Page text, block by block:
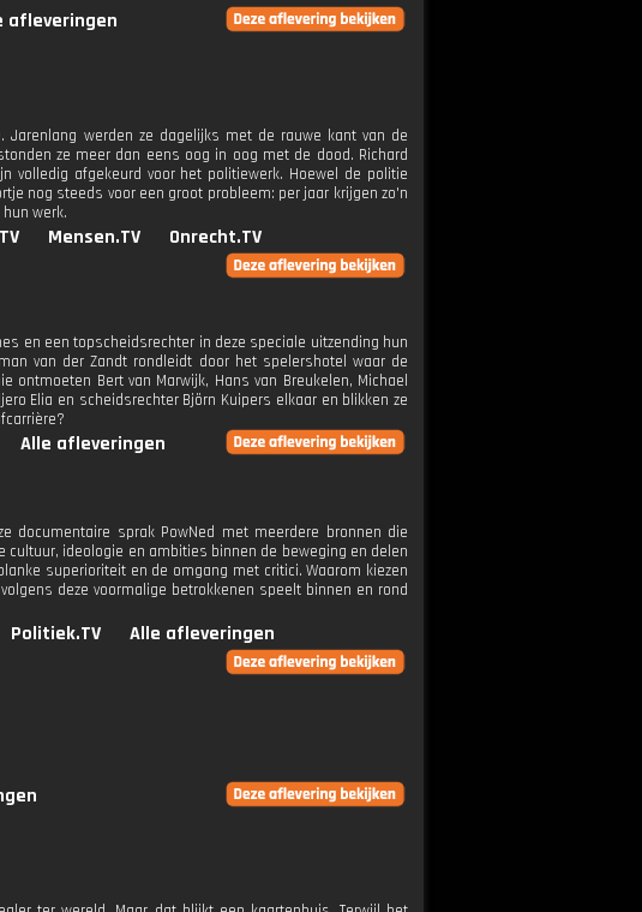
afleveringen
Jarenlang werden ze dagelijks met de rauwe kant van de
ze meer dan eens oog in oog met de dood. Richard
volledig afgekeurd voor het politiewerk. Hoewel de politie
nog steeds voor een groot probleem: per jaar krijgen zo'n
werk.
Mensen.TV
Onrecht.TV
en een topscheidsrechter in deze speciale uitzending hun
van der Zandt rondleidt door het spelershotel waar de
Bert van Marwijk, Hans van Breukelen, Michael
Elia en scheidsrechter Björn Kuipers elkaar en blikken ze
Alle afleveringen
documentaire sprak PowNed met meerdere bronnen die
cultuur, ideologie en ambities binnen de beweging en delen
superioriteit en de omgang met critici. Waarom kiezen
deze voormalige betrokkenen speelt binnen en rond
Politiek.TV Alle afleveringen